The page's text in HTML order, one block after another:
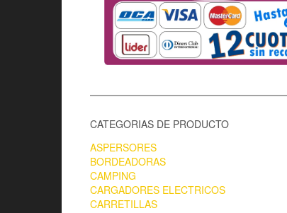
CATEGORIAS DE PRODUCTO
ASPERSORES
BORDEADORAS
CAMPING
CARGADORES ELECTRICOS
CARRETILLAS